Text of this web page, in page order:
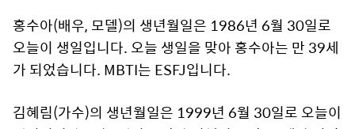
홍수아(배우, 모델)의 생년월일은 1986년 6월 30일로
오늘이 생일입니다. 오늘 생일을 맞아 홍수아는 만 39세
가 되었습니다. MBTI는 ESFJ입니다.
김혜림(가수)의 생년월일은 1999년 6월 30일로 오늘이